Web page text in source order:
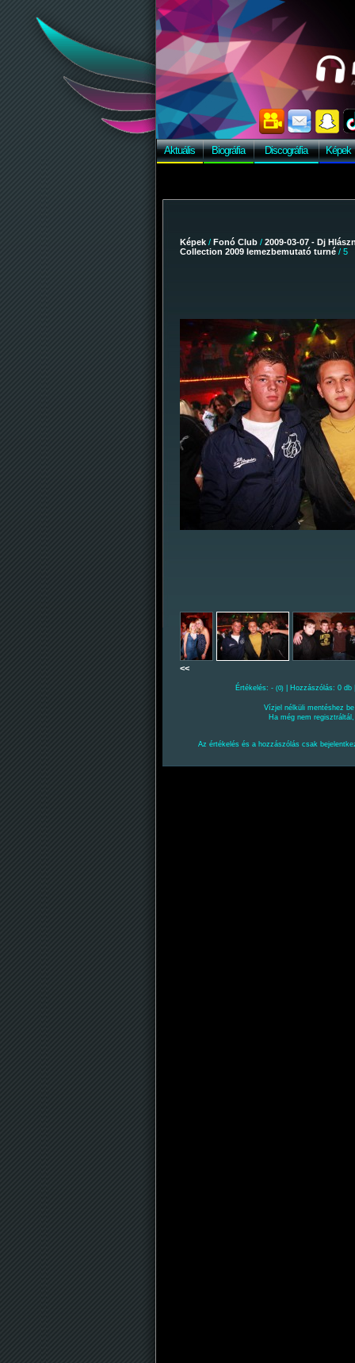
Aktuális Biográfia Discográfia Képek
Képek / Fonó Club / 2009-03-07 - Dj
Collection 2009 lemezbemutató turné / 5
<<
Értékelés: - (0) | Hozzászólás: 0
Vízjel nélküli mentéshez
Ha még nem
Az értékelés és a hozzászólás csak